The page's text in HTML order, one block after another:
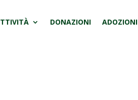
DONAZIONI ADOZIONI